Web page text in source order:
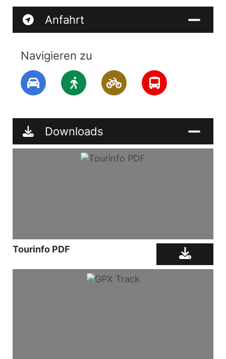
Anfahrt
Navigieren zu
Downloads
Tourinfo PDF